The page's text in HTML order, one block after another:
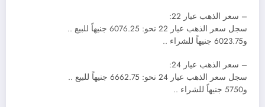
– سعر الذهب عيار 22:
سجل سعر الذهب عيار 22 نحو: 6076.25 جنيهاً للبيع ..
و6023.75 جنيهاً للشراء ..
– سعر الذهب عيار 24:
سجل سعر الذهب عيار 24 نحو: 6662.75 جنيهاً للبيع ..
و5750 جنيهاً للشراء ..